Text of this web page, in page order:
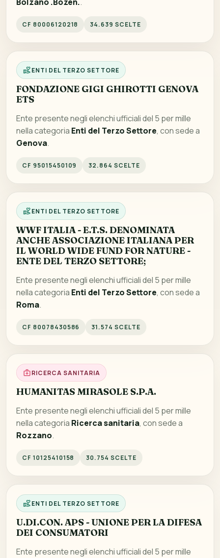
CF 80006120218 34.639 SCELTE
ENTI DEL TERZO SETTORE
FONDAZIONE GIGI GHIROTTI GENOVA
ETS
Ente presente negli elenchi ufficiali del 5 per mille
nella categoria Enti del Terzo Settore, con sede a
Genova.
CF 95015450109 32.864 SCELTE
ENTI DEL TERZO SETTORE
WWF ITALIA - E.T.S. DENOMINATA
ANCHE ASSOCIAZIONE ITALIANA PER
IL WORLD WIDE FUND FOR NATURE -
ENTE DEL TERZO SETTORE;
Ente presente negli elenchi ufficiali del 5 per mille
nella categoria Enti del Terzo Settore, con sede a
Roma.
CF 80078430586 31.574 SCELTE
RICERCA SANITARIA
HUMANITAS MIRASOLE S.P.A.
Ente presente negli elenchi ufficiali del 5 per mille
nella categoria Ricerca sanitaria, con sede a
Rozzano.
CF 10125410158 30.754 SCELTE
ENTI DEL TERZO SETTORE
U.DI.CON. APS - UNIONE PER LA DIFESA
DEI CONSUMATORI
Ente presente negli elenchi ufficiali del 5 per mille